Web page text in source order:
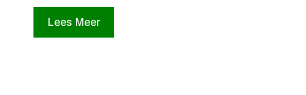
Lees Meer